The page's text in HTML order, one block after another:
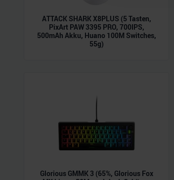
der Dienste
ATTACK SHARK X8PLUS (5 Tasten,
PixArt PAW 3395 PRO, 700IPS,
500mAh Akku, Huano 100M Switches,
55g)
Glorious GMMK 3 (65%, Glorious Fox